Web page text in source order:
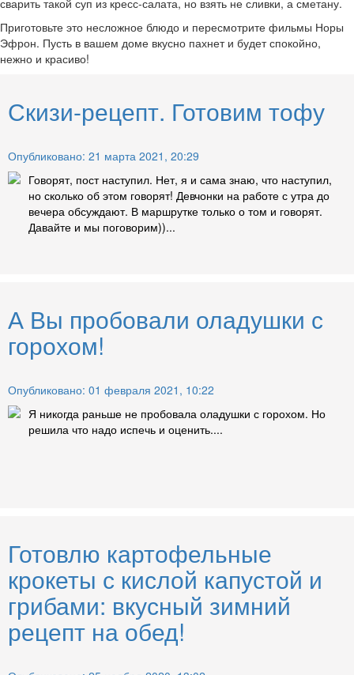
сварить такой суп из кресс-салата, но взять не сливки, а сметану.
Приготовьте это несложное блюдо и пересмотрите фильмы Норы
Эфрон. Пусть в вашем доме вкусно пахнет и будет спокойно,
нежно и красиво!
Скизи-рецепт. Готовим тофу
Опубликовано: 21 марта 2021, 20:29
Говорят, пост наступил. Нет, я и сама знаю, что наступил,
но сколько об этом говорят! Девчонки на работе с утра до
вечера обсуждают. В маршрутке только о том и говорят.
Давайте и мы поговорим))...
А Вы пробовали оладушки с
горохом!
Опубликовано: 01 февраля 2021, 10:22
Я никогда раньше не пробовала оладушки с горохом. Но
решила что надо испечь и оценить....
Готовлю картофельные
крокеты с кислой капустой и
грибами: вкусный зимний
рецепт на обед!